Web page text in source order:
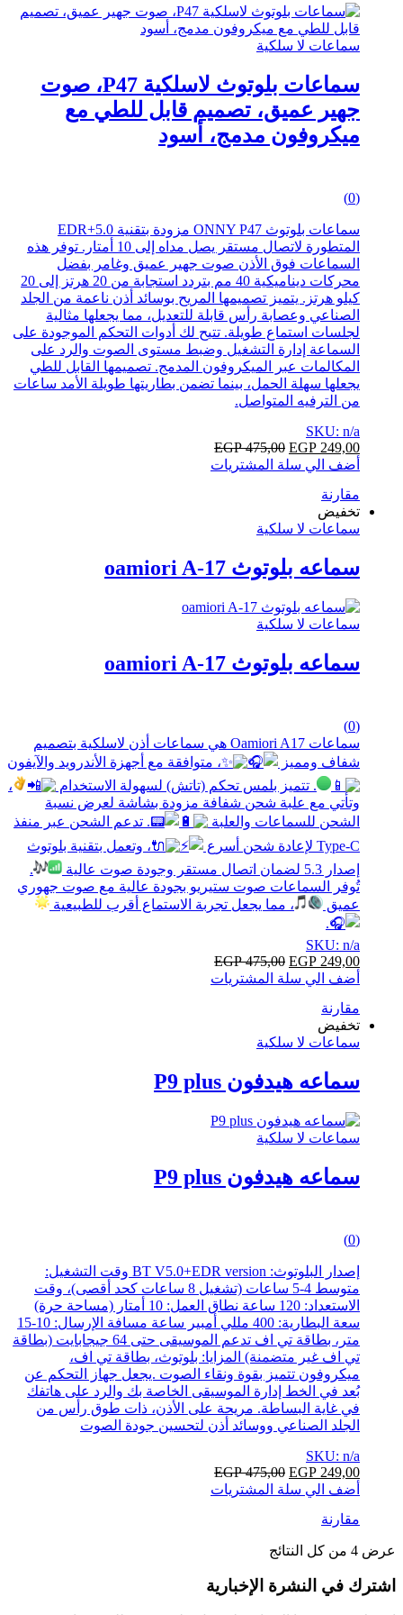
سماعات لا سلكية
سماعات بلوتوث لاسلكية P47، صوت
جهير عميق، تصميم قابل للطي مع
ميكروفون مدمج، أسود
5
(0)
سماعات بلوتوث ONNY P47 مزودة بتقنية 5.0+EDR
المتطورة لاتصال مستقر يصل مداه إلى 10 أمتار. توفر هذه
السماعات فوق الأذن صوت جهير عميق وغامر بفضل
محركات ديناميكية 40 مم بتردد استجابة من 20 هرتز إلى 20
كيلو هرتز. يتميز تصميمها المريح بوسائد أذن ناعمة من الجلد
الصناعي وعصابة رأس قابلة للتعديل، مما يجعلها مثالية
لجلسات استماع طويلة. تتيح لك أدوات التحكم الموجودة على
السماعة إدارة التشغيل وضبط مستوى الصوت والرد على
المكالمات عبر الميكروفون المدمج. تصميمها القابل للطي
يجعلها سهلة الحمل، بينما تضمن بطاريتها طويلة الأمد ساعات
من الترفيه المتواصل.
SKU: n/a
EGP 249,00
EGP475,00
أضف الي سلة المشتريات
مقارنة
تخفيض
سماعات لا سلكية
سماعه بلوتوث oamiori A-17
سماعات لا سلكية
سماعه بلوتوث oamiori A-17
out
of
5
(0)
سماعات Oamiori A17 هي سماعات أذن لاسلكية بتصميم
شفاف ومميز
، متوافقة مع أجهزة الأندرويد والآيفون
. تتميز بلمس تحكم (تاتش) لسهولة الاستخدام
،
وتأتي مع علبة شحن شفافة مزودة بشاشة لعرض نسبة
الشحن للسماعات والعلبة
. تدعم الشحن عبر منفذ
Type-C لإعادة شحن أسرع
، وتعمل بتقنية بلوتوث
إصدار 5.3 لضمان اتصال مستقر وجودة صوت عالية
.
تُوفر السماعات صوت ستيريو بجودة عالية مع صوت جهوري
عميق
، مما يجعل تجربة الاستماع أقرب للطبيعية
.
SKU: n/a
EGP 249,00
EGP475,00
أضف الي سلة المشتريات
مقارنة
تخفيض
سماعات لا سلكية
سماعه هيدفون P9 plus
سماعات لا سلكية
سماعه هيدفون P9 plus
5
(0)
إصدار البلوتوث: BT V5.0+EDR version وقت التشغيل:
متوسط 4-5 ساعات (تشغيل 8 ساعات كحد أقصى)، وقت
الاستعداد: 120 ساعة نطاق العمل: 10 أمتار (مساحة حرة)
سعة البطارية: 400 مللي أمبير ساعة مسافة الإرسال: 10-15
متر، بطاقة تي اف تدعم الموسيقى حتى 64 جيجابايت (بطاقة
تي اف غير متضمنة) المزايا: بلوتوث، بطاقة تي اف،
ميكروفون تتميز بقوة ونقاء الصوت .يجعل جهاز التحكم عن
بُعد في الخط إدارة الموسيقى الخاصة بك والرد على هاتفك
في غاية البساطة. مريحة على الأذن، ذات طوق رأس من
الجلد الصناعي ووسائد أذن لتحسين جودة الصوت
SKU: n/a
EGP 249,00
EGP475,00
أضف الي سلة المشتريات
مقارنة
عرض ⁦4⁩ من كل النتائج
Brands
Carousel
اشترك في النشرة الإخبارية